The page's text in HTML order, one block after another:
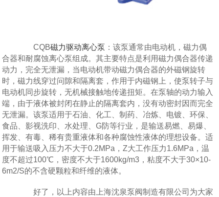
CQB磁力驱动离心泵 ：该泵通常由电动机，磁力偶
合器和耐腐蚀离心泵组成。其主要特点是利用磁力偶合器传递
动力，完全无泄漏，当电动机带动磁力偶合器的外磁钢旋转
时，磁力线穿过问隙和隔离套，作用于内磁钢上，使泵转子与
电动机同步旋转，无机械接触地传递扭矩。在泵轴的动力输入
端，由于液体被封闭在静止的隔离套内，没有动密封因而完全
无泄漏。该泵适用于石油、化工、制药、冶炼、电镀、环保、
食品、影视洗印、水处理、G防等行业，是输送易燃、易爆、
挥发、有毒、稀有贵重液体和各种腐蚀性液体的理想设备。适
用于输送吸入压力不大于0.2MPa，Z大工作压力1.6MPa，温
度不超过100℃，密度不大于1600kg/m3，粘度不大于30×10-
6m2/S的不含硬颗粒和纤维的液体。
好了，以上内容由上海沈泉泵阀制造有限公司为大家